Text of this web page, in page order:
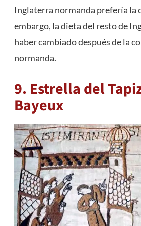
Inglaterra normanda prefería la
embargo, la dieta del resto de
haber cambiado después de la
normanda.
9. Estrella del
Bayeux